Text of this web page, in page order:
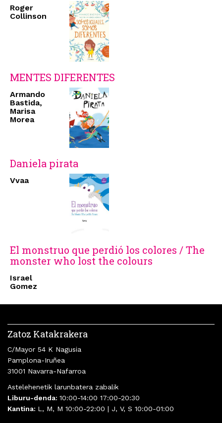
Roger
Collinson
MENTES DIFERENTES
Armando
Bastida,
Marisa
Morea
Daniela pirata
Vvaa
El monstruo que perdió los colores / The
monster who lost the colours
Israel
Gomez
Zatoz Katakrakera
C/Mayor 54 K Nagusia
Pamplona-Iruñea
31001 Navarra-Nafarroa
Astelehenetik larunbatera zabalik
Liburu-denda: 10:00-14:00 17:00-20:30
Kantina: L, M, M 10:00-22:00 | J, V, S 10:00-01:00